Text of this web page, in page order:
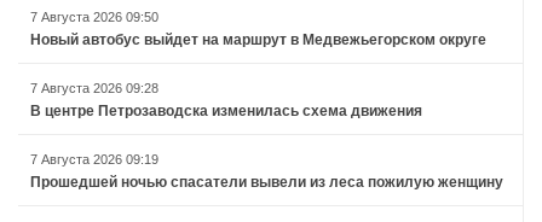
7 Августа 2026 09:50
Новый автобус выйдет на маршрут в Медвежьегорском округе
7 Августа 2026 09:28
В центре Петрозаводска изменилась схема движения
7 Августа 2026 09:19
Прошедшей ночью спасатели вывели из леса пожилую женщину